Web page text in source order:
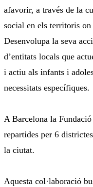
afavorir, a través de la
social en els territoris
Desenvolupa la seva
d’entitats locals que
i actiu als infants i
necessitats específiques.
A Barcelona la
repartides per 6
la ciutat.
Aquesta col·laboració